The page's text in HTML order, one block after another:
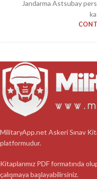
Jandarma Astsubay
MilitaryApp.net Askeri Sınav
platformudur.
Kitaplarımız PDF formatında
çalışmaya başlayabilirsiniz.